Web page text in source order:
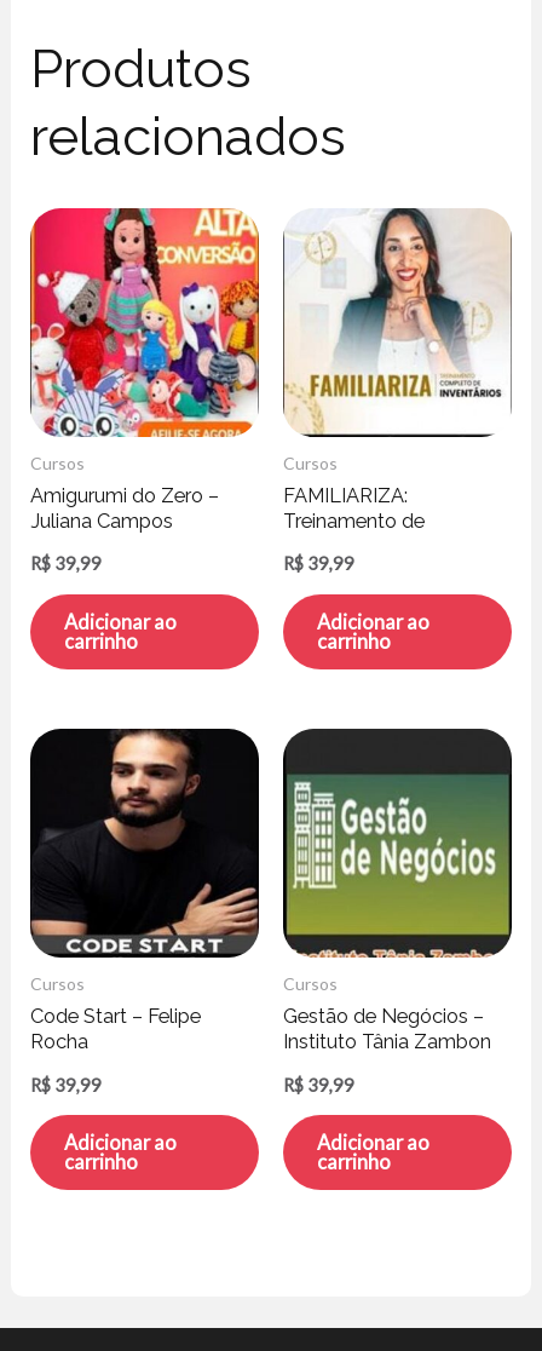
Produtos
relacionados
Cursos
Amigurumi do Zero –
Juliana Campos
R$ 39,99
Adicionar ao
carrinho
Cursos
FAMILIARIZA:
Treinamento de
Araújo
R$ 39,99
Adicionar ao
carrinho
Cursos
Code Start – Felipe
Rocha
R$ 39,99
Adicionar ao
carrinho
Cursos
Gestão de Negócios –
Instituto Tânia Zambon
R$ 39,99
Adicionar ao
carrinho